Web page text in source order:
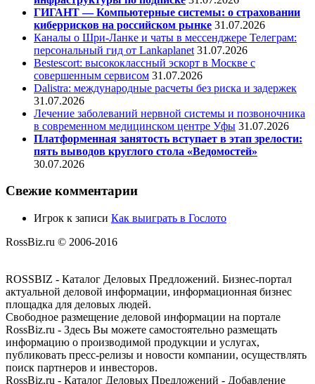
ГИГАНТ — Компьютерные системы: о страховании
киберрисков на российском рынке 31.07.2026
Каналы о Шри-Ланке и чаты в мессенджере Телеграм:
персональный гид от Lankaplanet 31.07.2026
Bestescort: высококлассный эскорт в Москве с
совершенным сервисом 31.07.2026
Dalistra: международные расчеты без риска и задержек
31.07.2026
Лечение заболеваний нервной системы и позвоночника
в современном медицинском центре Уфы 31.07.2026
Платформенная занятость вступает в этап зрелости:
пять выводов круглого стола «Ведомостей»
30.07.2026
Свежие комментарии
Игрок к записи Как выиграть в Гослото
RossBiz.ru © 2006-2016
ROSSBIZ - Каталог Деловых Предложений. Бизнес-портал
актуальной деловой информации, информационная бизнес
площадка для деловых людей.
Свободное размещение деловой информации на портале
RossBiz.ru - Здесь Вы можете самостоятельно размещать
информацию о производимой продукции и услугах,
публиковать пресс-релизы и новости компании, осуществлять
поиск партнеров и инвесторов.
RossBiz.ru - Каталог Деловых Предложений - Добавление